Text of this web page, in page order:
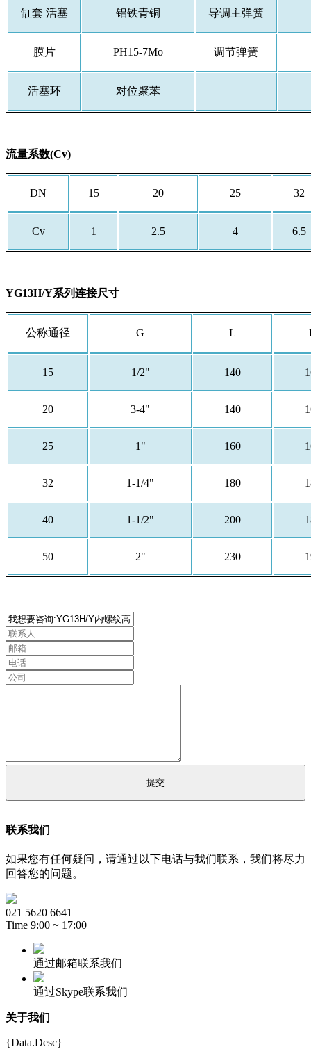
缸套 活塞 铝铁青铜 导调主弹簧
膜片 PH15-7Mo 调节弹簧
活塞环 对位聚苯
流量系数(Cv)
DN 15 20 25 32
Cv 1 2.5 4 6.5
YG13H/Y系列连接尺寸
公称通径 G L
15 1/2" 140
20 3-4" 140
25 1" 160
32 1-1/4" 180
40 1-1/2" 200
50 2" 230
联系我们
如果您有任何疑问，请通过以下电话与我们联系，我们将尽力
回答您的问题。
021 5620 6641
Time 9:00 ~ 17:00
通过邮箱联系我们
通过Skype联系我们
关于我们
{Data.Desc}